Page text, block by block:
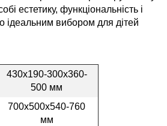
естетику, функціональність і
ідеальним вибором для дітей
430x190-300x360-
500 мм
700x500x540-760
мм